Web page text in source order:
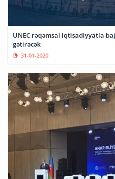
UNEC rəqəmsal iqtisadiyyatla
gətirəcək
31-01-2020